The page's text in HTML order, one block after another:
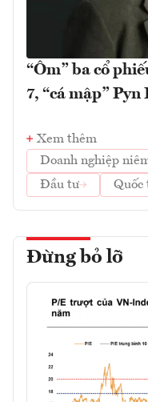
“Ôm” ba cổ
7, “cá mập”
Xem thêm
Doanh nghiệp
Đầu tư
Quốc
Đừng bỏ lỡ